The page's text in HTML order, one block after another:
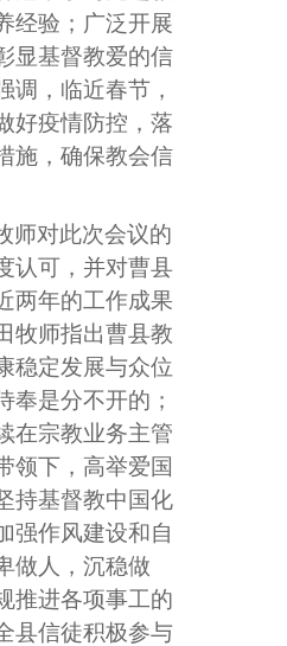
经验；广泛开展
显基督教爱的信
调，临近春节，
好疫情防控，落
施，确保教会信
师对此次会议的
认可，并对曹县
两年的工作成果
牧师指出曹县教
稳定发展与众位
奉是分不开的；
在宗教业务主管
领下，高举爱国
持基督教中国化
强作风建设和自
做人，沉稳做
推进各项事工的
县信徒积极参与